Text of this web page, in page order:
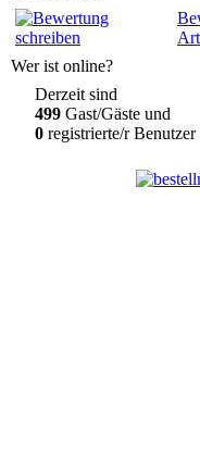
Wer ist online?
Derzeit sind
499 Gast/Gäste und
0 registrierte/r